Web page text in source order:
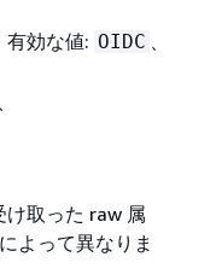
有効な値: OIDC 、
、
け取った raw 属
よって異なりま